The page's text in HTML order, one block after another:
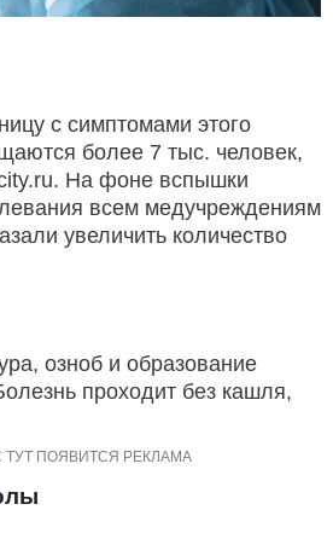
с симптомами этого
более 7 тыс. человек,
На фоне вспышки
всем медучреждениям
увеличить количество
озноб и образование
проходит без кашля,